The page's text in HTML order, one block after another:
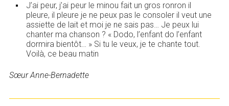
J’ai peur, j’ai peur le minou fait un gros ronron il
pleure, il pleure je ne peux pas le consoler il veut une
assiette de lait et moi je ne sais pas… Je peux lui
chanter ma chanson ? « Dodo, l’enfant do l’enfant
dormira bientôt… » Si tu le veux, je te chante tout.
Voilà, ce beau matin
Sœur Anne-Bernadette